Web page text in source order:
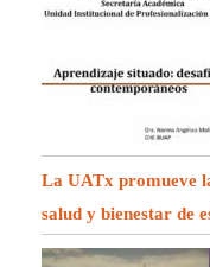
La UATx promueve
salud y bienestar de